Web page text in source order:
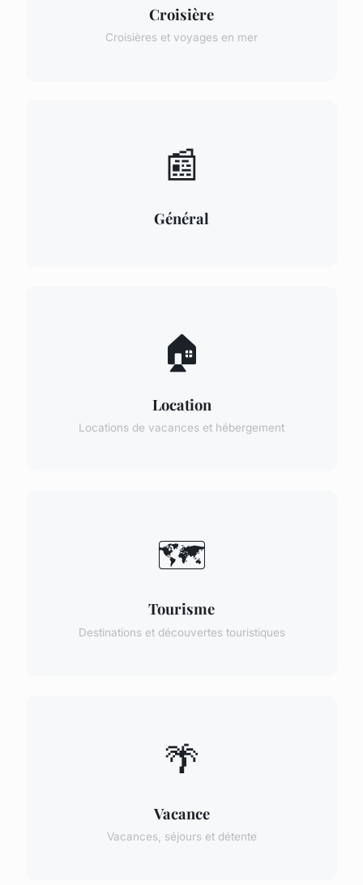
Croisière
Croisières et voyages en mer
📰
Général
🏠
Location
Locations de vacances et hébergement
🗺️
Tourisme
Destinations et découvertes touristiques
🌴
Vacance
Vacances, séjours et détente